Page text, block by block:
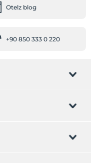
Otelz blog
+90 850 333 0 220